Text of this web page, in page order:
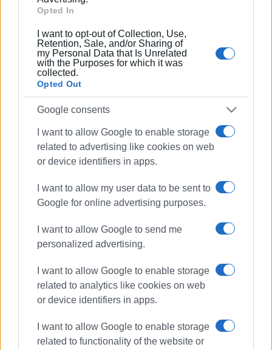
Opted In
I want to opt-out of Collection, Use,
Retention, Sale, and/or Sharing of
my Personal Data that Is Unrelated
with the Purposes for which it was
collected.
Opted Out
Google consents
I want to allow Google to enable storage
related to advertising like cookies on web
or device identifiers in apps.
I want to allow my user data to be sent to
Google for online advertising purposes.
I want to allow Google to send me
personalized advertising.
I want to allow Google to enable storage
related to analytics like cookies on web
or device identifiers in apps.
I want to allow Google to enable storage
related to functionality of the website or
ΠΝΙΓΜΟΣ ΑΣΤΡΑΚΕΡΗ
ΠΥΡΟΣΒΕΣΤΙΚΗ